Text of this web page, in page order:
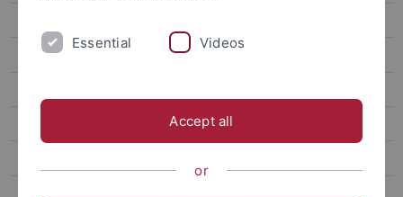
Verfahren bei Forschungsanträgen
Hinweise zur Budgetkalkulation
Essential Videos
Accept all
or